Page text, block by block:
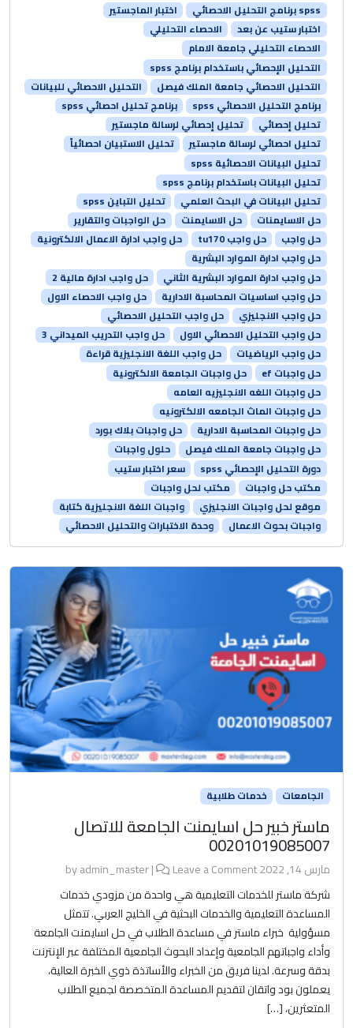
spss برنامج التحليل الاحصائي
اختبار الماجستير
اختبار ستيب عن بعد
الاحصاء التحليلي
الاحصاء التحليلي جامعة الامام
التحليل الإحصائي باستخدام برنامج spss
التحليل الاحصائي جامعة الملك فيصل
التحليل الاحصائي للبيانات
برنامج التحليل الاحصائي spss
برنامج تحليل احصائي spss
تحليل إحصائي
تحليل إحصائي لرسالة ماجستير
تحليل احصائي لرسالة ماجستير
تحليل الاستبيان احصائياً
تحليل البيانات الاحصائية spss
تحليل البيانات باستخدام برنامج spss
تحليل البيانات في البحث العلمي
تحليل التباين spss
حل الاسايمنات
حل الاسايمنت
حل الواجبات والتقارير
حل واجب
حل واجب tu170
حل واجب ادارة الاعمال الالكترونية
حل واجب ادارة الموارد البشرية
حل واجب ادارة الموارد البشرية الثاني
حل واجب ادارة مالية 2
حل واجب اساسيات المحاسبة الادارية
حل واجب الاحصاء الاول
حل واجب الانجليزي
حل واجب التحليل الاحصائي
حل واجب التحليل الاحصائي الاول
حل واجب التدريب الميداني 3
حل واجب الرياضيات
حل واجب اللغة الانجليزية قراءة
حل واجبات ef
حل واجبات الجامعة الالكترونية
حل واجبات اللغه الانجليزيه العامه
حل واجبات الماث الجامعه الالكترونيه
حل واجبات المحاسبة الادارية
حل واجبات بلاك بورد
حل واجبات جامعة الملك فيصل
حلول واجبات
دورة التحليل الإحصائي spss
سعر اختبار ستيب
مكتب حل واجبات
مكتب لحل واجبات
موقع لحل واجبات الانجليزي
واجبات اللغة الانجليزية كتابة
واجبات بحوث الاعمال
وحدة الاختبارات والتحليل الاحصائي
الجامعات خدمات طلابية
ماستر خبير حل اسايمنت الجامعة للاتصال
00201019085007
مارس 14, 2022 admin_master|
Leave a Comment
شركة ماستر للخدمات التعليمية هي واحدة من مزودي خدمات
المساعدة التعليمية والخدمات البحثية في الخليج العربي. تتمثل
مسؤولية خبراء ماستر في مساعدة الطلاب في حل اسايمنت الجامعة
وأداء واجباتهم الجامعية وإعداد البحوث الجامعية المختلفة عبر الإنترنت
بدقة وسرعة. لدينا فريق من الخبراء والأساتذة ذوي الخبرة العالية،
يعملون بود واتقان لتقديم المساعدة المتخصصة لجميع الطلاب
المتعثرين، […]